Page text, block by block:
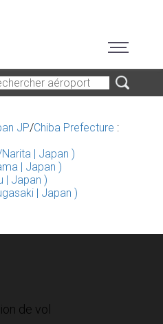
JP/Chiba Prefecture :
| Japan )
| Japan )
| Japan )
| Japan )
de vol